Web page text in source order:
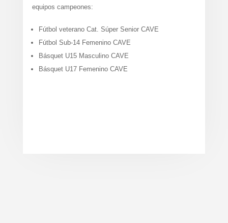
equipos campeones:
Fútbol veterano Cat. Súper Senior CAVE
Fútbol Sub-14 Femenino CAVE
Básquet U15 Masculino CAVE
Básquet U17 Femenino CAVE